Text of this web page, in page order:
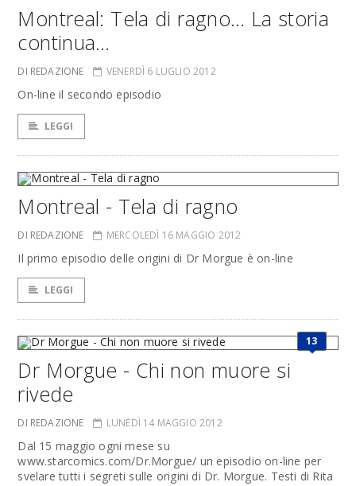
Montreal: Tela di ragno… La storia
continua…
DI REDAZIONE VENERDÌ 6 LUGLIO 2012
On-line il secondo episodio
LEGGI
Montreal - Tela di ragno
DI REDAZIONE MERCOLEDÌ 16 MAGGIO 2012
Il primo episodio delle origini di Dr Morgue è on-line
LEGGI
13
Dr Morgue - Chi non muore si
rivede
DI REDAZIONE LUNEDÌ 14 MAGGIO 2012
Dal 15 maggio ogni mese su
www.starcomics.com/Dr.Morgue/ un episodio on-line per
svelare tutti i segreti sulle origini di Dr. Morgue. Testi di Rita